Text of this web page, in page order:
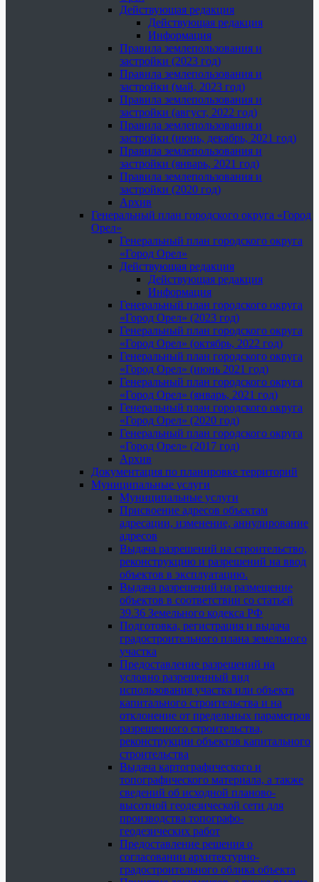
Действующая редакция
Действующая редакция
Информация
Правила землепользования и
застройки (2023 год)
Правила землепользования и
застройки (май, 2023 год)
Правила землепользования и
застройки (август, 2022 год)
Правила землепользования и
застройки (июнь, декабрь, 2021 год)
Правила землепользования и
застройки (январь, 2021 год)
Правила землепользования и
застройки (2020 год)
Архив
Генеральный план городского округа «Город
Орел»
Генеральный план городского округа
«Город Орел»
Действующая редакция
Действующая редакция
Информация
Генеральный план городского округа
«Город Орел» (2023 год)
Генеральный план городского округа
«Город Орел» (октябрь, 2022 год)
Генеральный план городского округа
«Город Орел» (июнь 2021 год)
Генеральный план городского округа
«Город Орел» (январь, 2021 год)
Генеральный план городского округа
«Город Орел» (2020 год)
Генеральный план городского округа
«Город Орел» (2017 год)
Архив
Документация по планировке территорий
Муниципальные услуги
Муниципальные услуги
Присвоение адресов объектам
адресации, изменение, аннулирование
адресов
Выдача разрешений на строительство,
реконструкцию и разрешений на ввод
объектов в эксплуатацию.
Выдача разрешений на размещение
объектов в соответствии со статьей
39.36 Земельного кодекса РФ
Подготовка, регистрация и выдача
градостроительного плана земельного
участка
Предоставление разрешений на
условно разрешенный вид
использования участка или объекта
капитального строительства и на
отклонение от предельных параметров
разрешенного строительства,
реконструкции объектов капитального
строительства
Выдача картографического и
топографического материала, а также
сведений об исходной планово-
высотной геодезической сети для
производства топографо-
геодезических работ
Предоставление решения о
согласовании архитектурно-
градостроительного облика объекта